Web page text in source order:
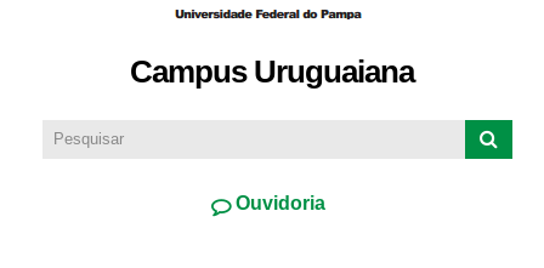
Campus Uruguaiana
Ouvidoria